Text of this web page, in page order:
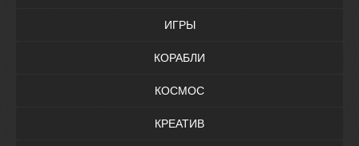
ИГРЫ
КОРАБЛИ
КОСМОС
КРЕАТИВ